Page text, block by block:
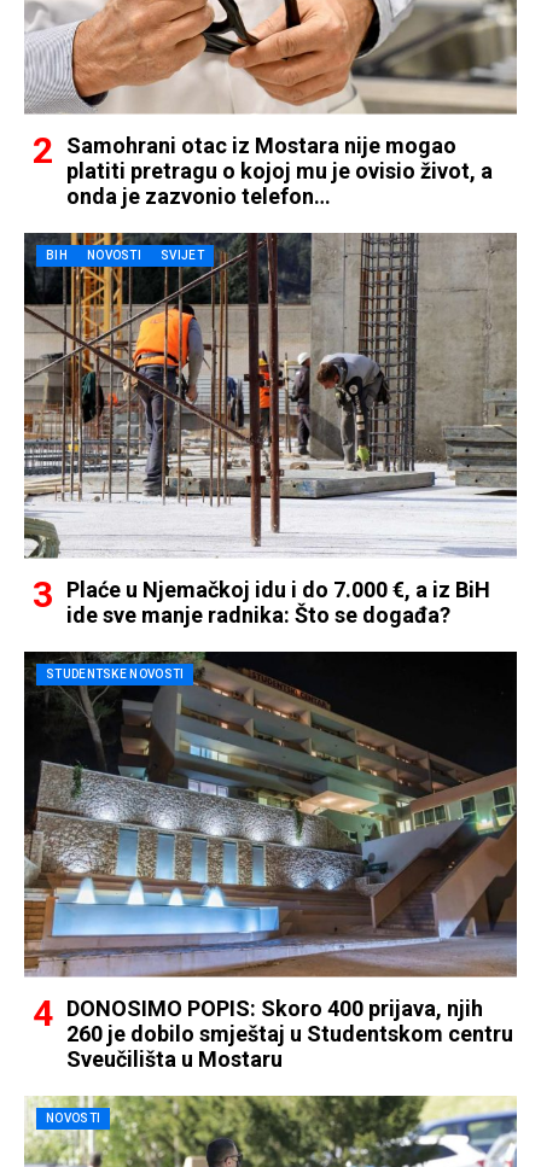
Samohrani otac iz Mostara nije mogao
platiti pretragu o kojoj mu je ovisio život, a
onda je zazvonio telefon…
BIH NOVOSTI SVIJET
Plaće u Njemačkoj idu i do 7.000 €, a iz BiH
ide sve manje radnika: Što se događa?
STUDENTSKE NOVOSTI
DONOSIMO POPIS: Skoro 400 prijava, njih
260 je dobilo smještaj u Studentskom centru
Sveučilišta u Mostaru
NOVOSTI